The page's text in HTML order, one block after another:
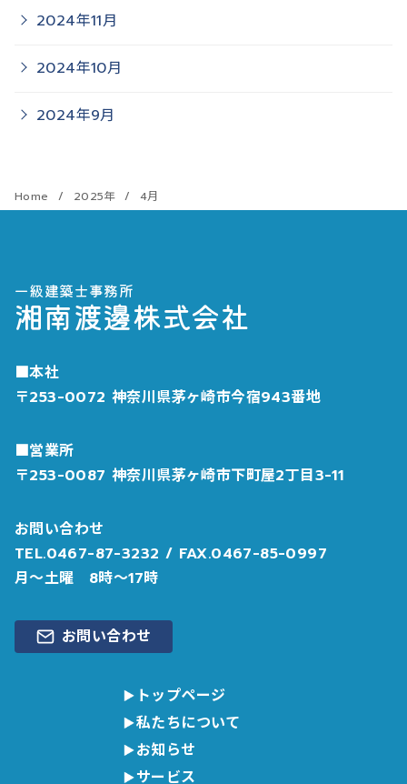
2024年11月
2024年10月
2024年9月
Home 2025年 4月
一級建築士事務所
湘南渡邊株式会社
■本社
〒253-0072 神奈川県茅ヶ崎市今宿943番地
■営業所
〒253-0087 神奈川県茅ヶ崎市下町屋2丁目3-11
お問い合わせ
TEL.0467-87-3232 / FAX.0467-85-0997
月〜土曜 8時〜17時
お問い合わせ
トップページ
私たちについて
お知らせ
サービス